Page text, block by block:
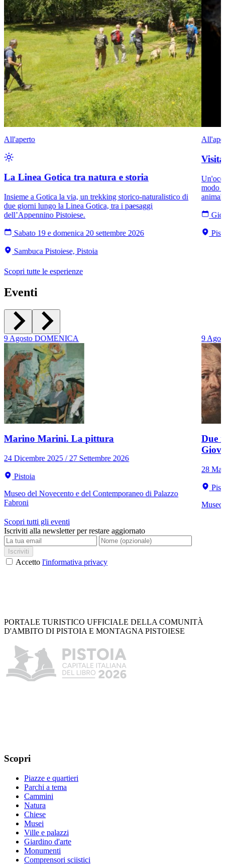
All'aperto
La Linea Gotica tra natura e storia
Insieme a Gotica la via, un trekking storico-naturalistico di
due giorni lungo la Linea Gotica, tra i paesaggi
dell’Appennino Pistoiese.
Sabato 19 e domenica 20 settembre 2026
Sambuca Pistoiese, Pistoia
modo
Scopri tutte le esperienze
Eventi
9Agosto DOMENICA
Marino Marini. La pittura
24 Dicembre 2025 / 27 Settembre 2026
Pistoia
Museo del Novecento e del Contemporaneo di Palazzo
Fabroni
9
Due
28
Museo
Scopri tutti gli eventi
Iscriviti alla newsletter per restare aggiornato
Iscriviti
Accetto l'informativa privacy
PORTALE TURISTICO UFFICIALE DELLA COMUNITÀ
D'AMBITO DI PISTOIA E MONTAGNA PISTOIESE
Scopri
Piazze e quartieri
Parchi a tema
Cammini
Natura
Chiese
Musei
Ville e palazzi
Giardino d'arte
Monumenti
Comprensori sciistici